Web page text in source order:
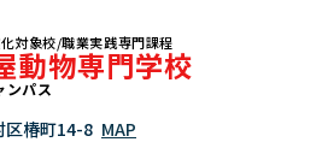
対象校/職業実践専門課程
動物専門学校
ンパス
区椿町14-8 MAP